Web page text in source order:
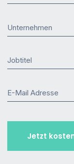
Unternehmen
Jobtitel
E-Mail Adresse